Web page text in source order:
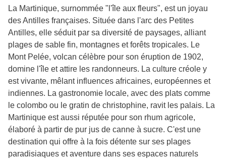
La Martinique, surnommée "l'île aux fleurs", est un joyau
des Antilles françaises. Située dans l'arc des Petites
Antilles, elle séduit par sa diversité de paysages, alliant
plages de sable fin, montagnes et forêts tropicales. Le
Mont Pelée, volcan célèbre pour son éruption de 1902,
domine l'île et attire les randonneurs. La culture créole y
est vivante, mêlant influences africaines, européennes et
indiennes. La gastronomie locale, avec des plats comme
le colombo ou le gratin de christophine, ravit les palais. La
Martinique est aussi réputée pour son rhum agricole,
élaboré à partir de pur jus de canne à sucre. C'est une
destination qui offre à la fois détente sur ses plages
paradisiaques et aventure dans ses espaces naturels